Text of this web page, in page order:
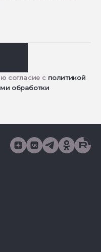
согласие с политикой
обработки